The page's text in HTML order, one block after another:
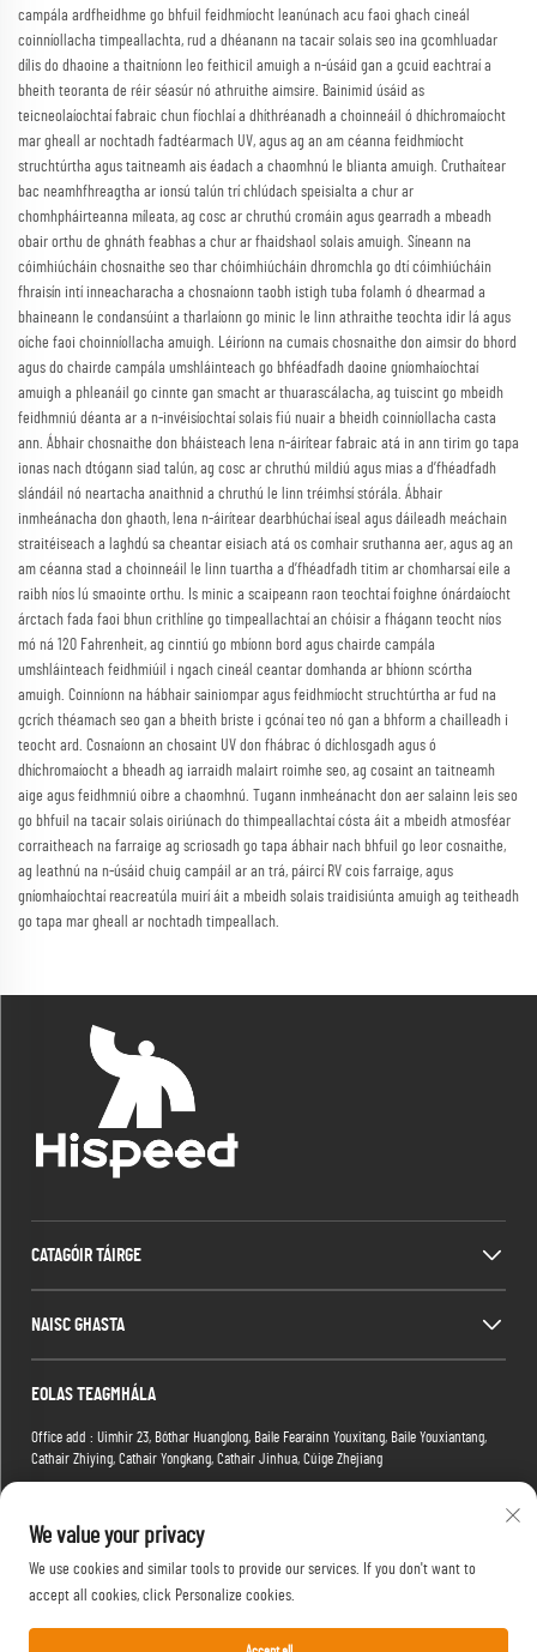
campála ardfheidhme go bhfuil feidhmíocht leanúnach acu faoi ghach cineál
coinníollacha timpeallachta, rud a dhéanann na tacair solais seo ina gcomhluadar
dílis do dhaoine a thaitníonn leo feithicil amuigh a n-úsáid gan a gcuid eachtraí a
bheith teoranta de réir séasúr nó athruithe aimsire. Bainimid úsáid as
teicneolaíochtaí fabraic chun fíochlaí a dhíthréanadh a choinneáil ó dhíchromaíocht
mar gheall ar nochtadh fadtéarmach UV, agus ag an am céanna feidhmíocht
struchtúrtha agus taitneamh ais éadach a chaomhnú le blianta amuigh. Cruthaítear
bac neamhfhreagtha ar ionsú talún trí chlúdach speisialta a chur ar
chomhpháirteanna míleata, ag cosc ar chruthú cromáin agus gearradh a mbeadh
obair orthu de ghnáth feabhas a chur ar fhaidshaol solais amuigh. Síneann na
cóimhiúcháin chosnaithe seo thar chóimhiúcháin dhromchla go dtí cóimhiúcháin
fhraisín intí inneacharacha a chosnaíonn taobh istigh tuba folamh ó dhearmad a
bhaineann le condansúint a tharlaíonn go minic le linn athraithe teochta idir lá agus
oíche faoi choinníollacha amuigh. Léiríonn na cumais chosnaithe don aimsir do bhord
agus do chairde campála umshláinteach go bhféadfadh daoine gníomhaíochtaí
amuigh a phleanáil go cinnte gan smacht ar thuarascálacha, ag tuiscint go mbeidh
feidhmniú déanta ar a n-invéisíochtaí solais fiú nuair a bheidh coinníollacha casta
ann. Ábhair chosnaithe don bháisteach lena n-áirítear fabraic atá in ann tirim go tapa
ionas nach dtógann siad talún, ag cosc ar chruthú mildiú agus mias a d’fhéadfadh
slándáil nó neartacha anaithnid a chruthú le linn tréimhsí stórála. Ábhair
inmheánacha don ghaoth, lena n-áirítear dearbhúchaí íseal agus dáileadh meáchain
straitéiseach a laghdú sa cheantar eisiach atá os comhair sruthanna aer, agus ag an
am céanna stad a choinneáil le linn tuartha a d’fhéadfadh titim ar chomharsaí eile a
raibh níos lú smaointe orthu. Is minic a scaipeann raon teochtaí foighne ónárdaíocht
árctach fada faoi bhun crithlíne go timpeallachtaí an chóisir a fhágann teocht níos
mó ná 120 Fahrenheit, ag cinntiú go mbíonn bord agus chairde campála
umshláinteach feidhmiúil i ngach cineál ceantar domhanda ar bhíonn scórtha
amuigh. Coinníonn na hábhair sainiompar agus feidhmíocht struchtúrtha ar fud na
gcrích théamach seo gan a bheith briste i gcónaí teo nó gan a bhform a chailleadh i
teocht ard. Cosnaíonn an chosaint UV don fhábrac ó díchlosgadh agus ó
dhíchromaíocht a bheadh ag iarraidh malairt roimhe seo, ag cosaint an taitneamh
aige agus feidhmniú oibre a chaomhnú. Tugann inmheánacht don aer salainn leis seo
go bhfuil na tacair solais oiriúnach do thimpeallachtaí cósta áit a mbeidh atmosféar
corraitheach na farraige ag scriosadh go tapa ábhair nach bhfuil go leor cosnaithe,
ag leathnú na n-úsáid chuig campáil ar an trá, páircí RV cois farraige, agus
gníomhaíochtaí reacreatúla muirí áit a mbeidh solais traidisiúnta amuigh ag teitheadh
go tapa mar gheall ar nochtadh timpeallach.
CATAGÓIR TÁIRGE
NAISC GHASTA
EOLAS TEAGMHÁLA
Office add : Uimhir 23, Bóthar Huanglong, Baile Fearainn Youxitang, Baile Youxiantang,
Cathair Zhiying, Cathair Yongkang, Cathair Jinhua, Cúige Zhejiang
Ríomhphost:[email protected]
We value your privacy
We use cookies and similar tools to provide our services. If you don't want to
accept all cookies, click Personalize cookies.